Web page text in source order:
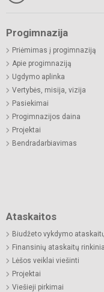
Progimnazija
Priėmimas į progimnaziją
Apie progimnaziją
Ugdymo aplinka
Vertybės, misija, vizija
Pasiekimai
Progimnazijos daina
Projektai
Bendradarbiavimas
Ataskaitos
Biudžeto vykdymo
Finansinių ataskaitų
Lėšos veiklai viešinti
Projektai
Viešieji pirkimai